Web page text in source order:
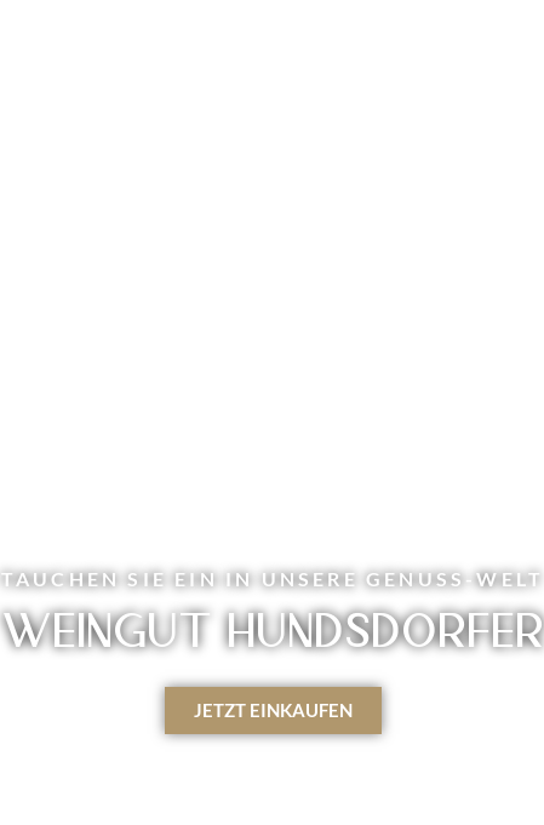
TAUCHEN SIE EIN IN UNSERE GENUSS-WELT
WEINGUT HUNDSDORFER
JETZT EINKAUFEN